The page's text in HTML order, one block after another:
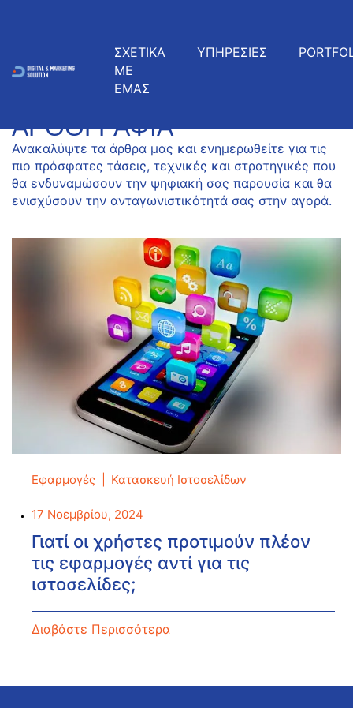
ΣΧΕΤΙΚΑ
ΜΕ
ΕΜΑΣ
ΥΠΗΡΕΣΙΕΣ
ΑΡΘΟΓΡΑΦΊΑ
Ανακαλύψτε τα άρθρα μας και ενημερωθείτε για τις
πιο πρόσφατες τάσεις, τεχνικές και στρατηγικές που
θα ενδυναμώσουν την ψηφιακή σας παρουσία και θα
ενισχύσουν την ανταγωνιστικότητά σας στην αγορά.
Εφαρμογές Κατασκευή Ιστοσελίδων
17 Νοεμβρίου, 2024
Γιατί οι χρήστες προτιμούν πλέον
τις εφαρμογές αντί για τις
ιστοσελίδες;
Διαβάστε Περισσότερα